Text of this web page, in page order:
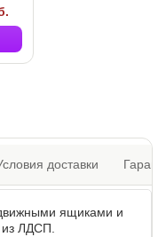
доставки
ящиками и
ЛДСП.